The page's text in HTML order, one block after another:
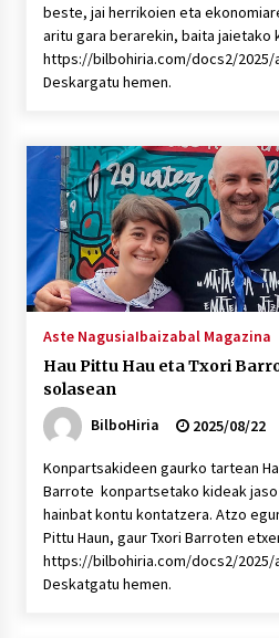
beste, jai herrikoien eta
aritu gara berarekin, baita jaietako
https://bilbohiria.com/docs2/2025/
Deskargatu hemen.
Aste NagusiaIbaizabal Magazina
Hau Pittu Hau eta Txori
solasean
BilboHiria
2025/08/22
Konpartsakideen gaurko tartean
Barrote konpartsetako kideak
hainbat kontu kontatzera. Atzo
Pittu Haun, gaur Txori Barroten
https://bilbohiria.com/docs2/2025/
Deskatgatu hemen.